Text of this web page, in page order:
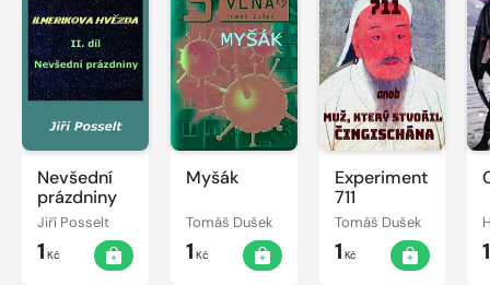
Nevšední
prázdniny
Jiří Posselt
1 Kč
Myšák
Tomáš Dušek
1 Kč
Experiment
711
Tomáš Dušek
1 Kč